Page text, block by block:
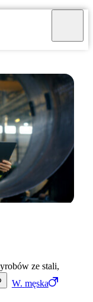
W. męska
ze stali,